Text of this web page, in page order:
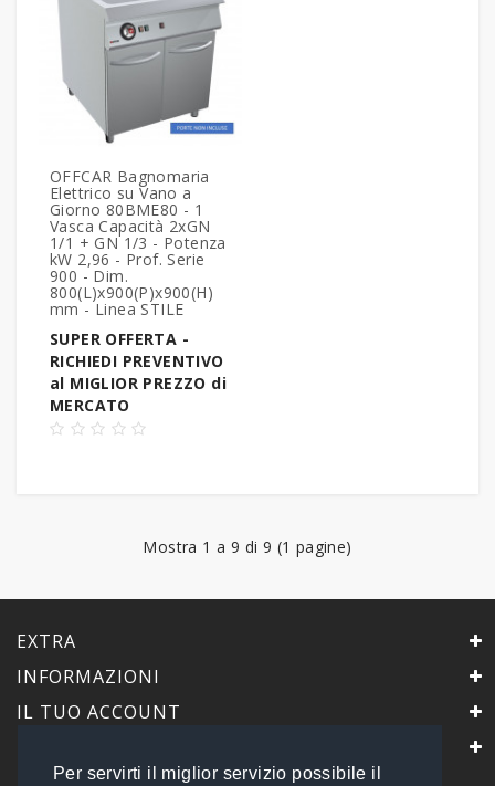
Per servirti il miglior servizio possibile il
OFFCAR Bagnomaria
Elettrico su Vano a
Giorno 80BME80 - 1
Vasca Capacità 2xGN
1/1 + GN 1/3 - Potenza
kW 2,96 - Prof. Serie
900 - Dim.
800(L)x900(P)x900(H)
mm - Linea STILE
SUPER OFFERTA -
RICHIEDI PREVENTIVO
al MIGLIOR PREZZO di
MERCATO
Mostra 1 a 9 di 9 (1 pagine)
EXTRA
INFORMAZIONI
IL TUO ACCOUNT